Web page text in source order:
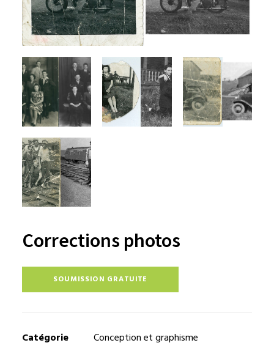
Corrections photos
SOUMISSION GRATUITE
Catégorie Conception et graphisme